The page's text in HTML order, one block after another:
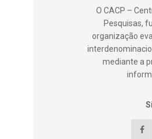
O CACP –
Pesquisas,
organização
mediante a